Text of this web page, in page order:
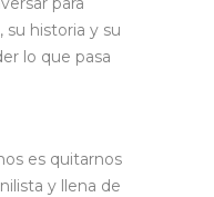
historia y su
lo que pasa
es quitarnos
y llena de